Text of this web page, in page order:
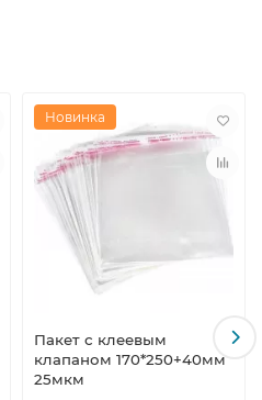
Новинка
Пакет с клеевым
клапаном 170*250+40мм
25мкм